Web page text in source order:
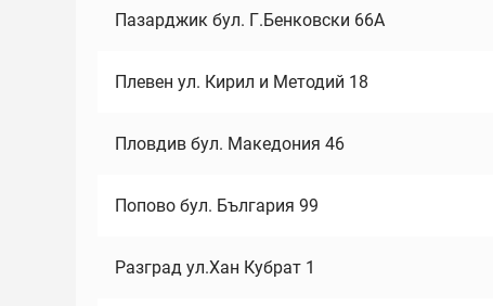
Пазарджик бул. Г.Бенковски 66А
Плевен ул. Кирил и Методий 18
Пловдив бул. Македония 46
Попово бул. България 99
Разград ул.Хан Кубрат 1